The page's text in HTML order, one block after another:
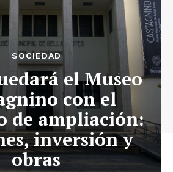
SOCIEDAD
el Museo
con el
de ampliación:
inversión y
obras